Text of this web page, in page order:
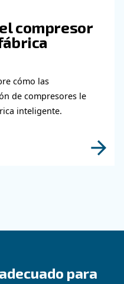
de aire
reducir las fugas,
eficiencia.